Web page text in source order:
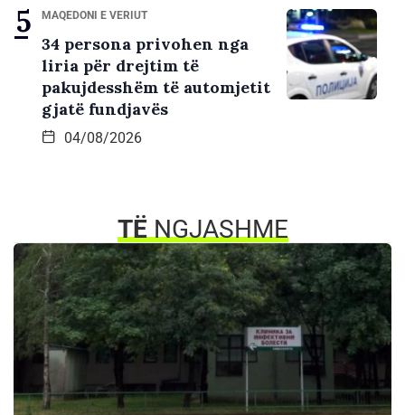
MAQEDONI E VERIUT
34 persona privohen nga
liria për drejtim të
pakujdesshëm të automjetit
gjatë fundjavës
04/08/2026
TËNGJASHME